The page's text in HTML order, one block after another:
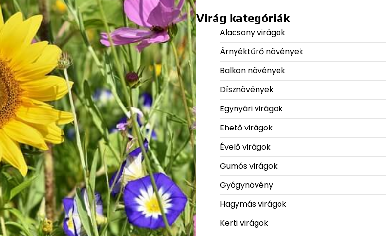
Virág kategóriák
Alacsony virágok
Árnyéktűrő növények
Balkon növények
Dísznövények
Egynyári virágok
Ehető virágok
Évelő virágok
Gumós virágok
Gyógynövény
Hagymás virágok
Kerti virágok